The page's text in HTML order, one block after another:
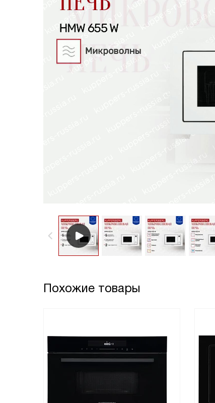
Похожие товары